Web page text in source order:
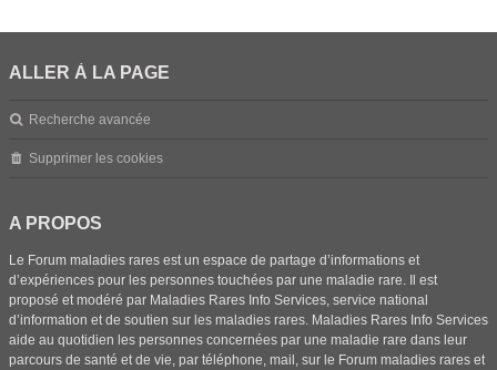
ALLER À LA PAGE
Recherche avancée
Supprimer les cookies
A PROPOS
Le Forum maladies rares est un espace de partage d’informations et
d’expériences pour les personnes touchées par une maladie rare. Il est
proposé et modéré par Maladies Rares Info Services, service national
d’information et de soutien sur les maladies rares. Maladies Rares Info Services
aide au quotidien les personnes concernées par une maladie rare dans leur
parcours de santé et de vie, par téléphone, mail, sur le Forum maladies rares et